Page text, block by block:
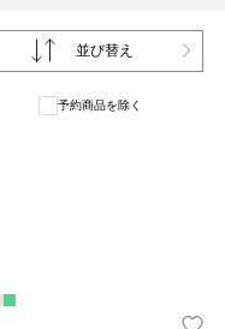
並び替え
予約商品を除く